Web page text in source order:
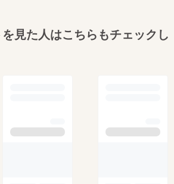
見た人はこちらもチェックし